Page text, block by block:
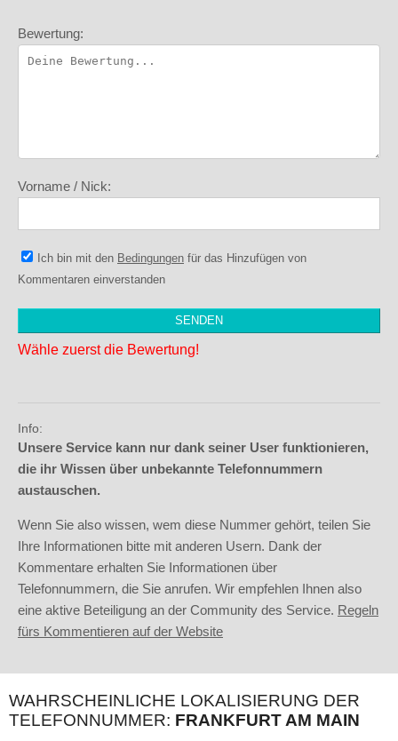
Bewertung:
Vorname / Nick:
Ich bin mit den Bedingungen für das Hinzufügen von
Kommentaren einverstanden
Wähle zuerst die Bewertung!
Info:
Unsere Service kann nur dank seiner User funktionieren,
die ihr Wissen über unbekannte Telefonnummern
austauschen.
Wenn Sie also wissen, wem diese Nummer gehört, teilen Sie
Ihre Informationen bitte mit anderen Usern. Dank der
Kommentare erhalten Sie Informationen über
Telefonnummern, die Sie anrufen. Wir empfehlen Ihnen also
eine aktive Beteiligung an der Community des Service. Regeln
fürs Kommentieren auf der Website
WAHRSCHEINLICHE LOKALISIERUNG DER
TELEFONNUMMER: FRANKFURT AM MAIN